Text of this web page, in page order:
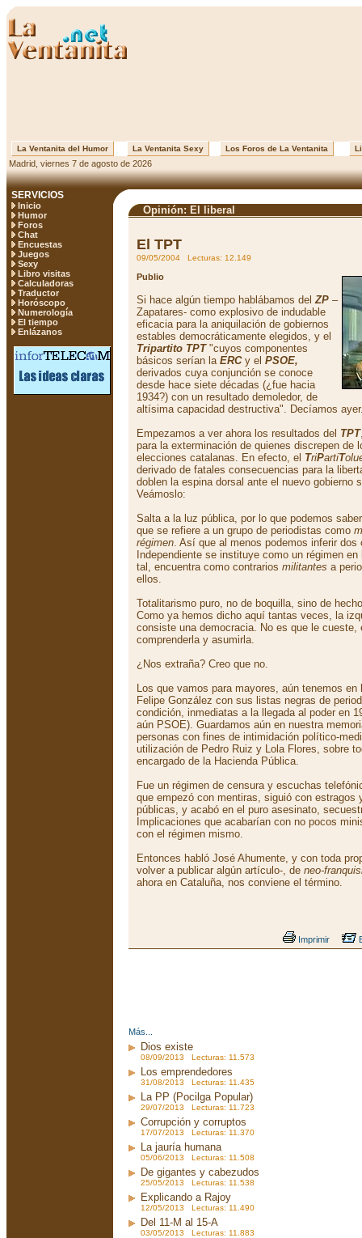
La Ventanita del Humor La Ventanita Sexy Los Foros de La Ventanita
Madrid, viernes 7 de agosto de 2026
SERVICIOS
Inicio
Humor
Foros
Chat
Encuestas
Juegos
Sexy
Libro visitas
Calculadoras
Traductor
Horóscopo
Numerología
El tiempo
Enlázanos
Opinión: El liberal
El TPT
09/05/2004 Lecturas: 12.149
Publio
Si hace algún tiempo hablábamos delZP –
Zapatares- como explosivo de indudable
eficacia para la aniquilación de gobiernos
estables democráticamente elegidos, y el
Tripartito TPT"cuyos componentes
básicos serían la ERCy el PSOE,
derivados cuya conjunción se conoce
desde hace siete décadas (¿fue hacia
1934?) con un resultado demoledor, de
altísima capacidad destructiva". Decíamos
Empezamos a ver ahora los resultados del TPT
para la exterminación de quienes discrepen de
elecciones catalanas. En efecto, el TriPartiT
derivado de fatales consecuencias para la
doblen la espina dorsal ante el nuevo gobierno
Veámoslo:
Salta a la luz pública, por lo que podemos
que se refiere a un grupo de periodistas como
régimen. Así que al menos podemos inferir dos
Independiente se instituye como un régimen
tal, encuentra como contrarios militantes a
ellos.
Totalitarismo puro, no de boquilla, sino de
Como ya hemos dicho aquí tantas veces, la
consiste una democracia. No es que le cueste,
comprenderla y asumirla.
¿Nos extraña? Creo que no.
Los que vamos para mayores, aún tenemos
Felipe González con sus listas negras de
condición, inmediatas a la llegada al poder en
aún PSOE). Guardamos aún en nuestra
personas con fines de intimidación político-
utilización de Pedro Ruiz y Lola Flores, sobre
encargado de la Hacienda Pública.
Fue un régimen de censura y escuchas
que empezó con mentiras, siguió con estragos
públicas, y acabó en el puro asesinato,
Implicaciones que acabarían con no pocos
con el régimen mismo.
Entonces habló José Ahumente, y con toda
volver a publicar algún artículo-, de neo-
ahora en Cataluña, nos conviene el término.
Imprimir
Más...
Dios existe
08/09/2013 Lecturas: 11.573
Los emprendedores
31/08/2013 Lecturas: 11.435
La PP (Pocilga Popular)
29/07/2013 Lecturas: 11.723
Corrupción y corruptos
17/07/2013 Lecturas: 11.370
La jauría humana
05/06/2013 Lecturas: 11.508
De gigantes y cabezudos
25/05/2013 Lecturas: 11.538
Explicando a Rajoy
12/05/2013 Lecturas: 11.490
Del 11-M al 15-A
03/05/2013 Lecturas: 11.883